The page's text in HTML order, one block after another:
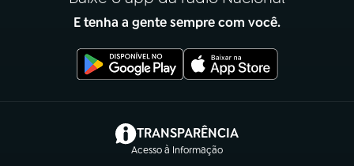
E tenha a gente sempre com você.
TRANSPARÊNCIA
Acesso à Informação
(abre em nova aba)